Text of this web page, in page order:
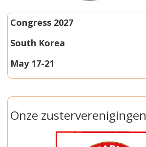
Congress 2027
South Korea
May 17-21
Onze zusterverenigingen